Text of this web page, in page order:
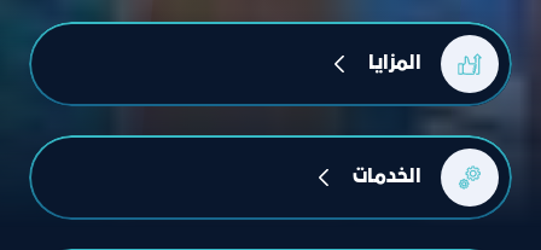
المزايا
الخدمات